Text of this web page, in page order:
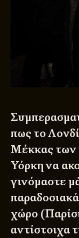
πως το
Μέκκας των
Υόρκη να
γινόμαστε
χώρο
αντίστοιχα